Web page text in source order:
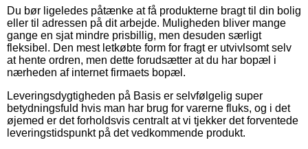
Du bør ligeledes påtænke at få produkterne bragt til din bolig
eller til adressen på dit arbejde. Muligheden bliver mange
gange en sjat mindre prisbillig, men desuden særligt
fleksibel. Den mest letkøbte form for fragt er utvivlsomt selv
at hente ordren, men dette forudsætter at du har bopæl i
nærheden af internet firmaets bopæl.
Leveringsdygtigheden på Basis er selvfølgelig super
betydningsfuld hvis man har brug for varerne fluks, og i det
øjemed er det forholdsvis centralt at vi tjekker det forventede
leveringstidspunkt på det vedkommende produkt.